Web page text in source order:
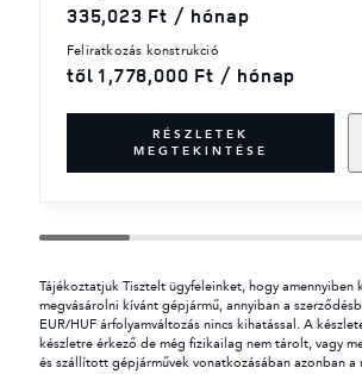
335,023 Ft / hónap
feliratkozás konstrukció
től 1,778,000 Ft / hónap
RÉSZLETEK
MEGTEKINTÉSE
Tájékoztatjuk Tisztelt ügyfeleinket, hogy amennyiben
megvásárolni kívánt gépjármű, annyiban a
EUR/HUF árfolyamváltozás nincs kihatással. A
készletre érkező de még fizikailag nem tárolt, vagy
és szállított gépjárművek vonatkozásában azonban